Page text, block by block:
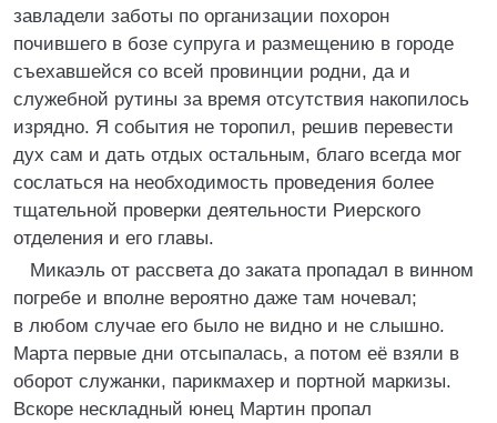
завладели заботы по организации похорон
почившего в бозе супруга и размещению в городе
съехавшейся со всей провинции родни, да и
служебной рутины за время отсутствия накопилось
изрядно. Я события не торопил, решив перевести
дух сам и дать отдых остальным, благо всегда мог
сослаться на необходимость проведения более
тщательной проверки деятельности Риерского
отделения и его главы.
Микаэль от рассвета до заката пропадал в винном
погребе и вполне вероятно даже там ночевал;
в любом случае его было не видно и не слышно.
Марта первые дни отсыпалась, а потом её взяли в
оборот служанки, парикмахер и портной маркизы.
Вскоре нескладный юнец Мартин пропал